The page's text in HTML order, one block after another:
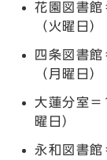
花園図書
（火曜日）
四条図書
（月曜日）
大蓮分室
曜日）
永和図書